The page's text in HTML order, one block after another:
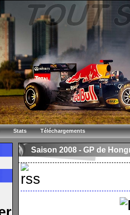
Stats Téléchargements
Saison 2008 - GP de